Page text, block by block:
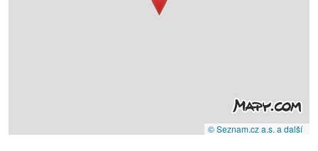
© Seznam.cz a.s. a další